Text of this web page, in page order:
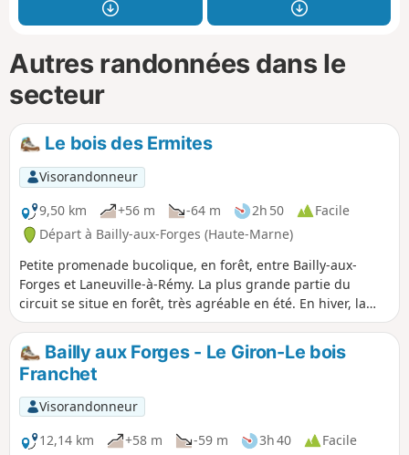
Autres randonnées dans le
secteur
Le bois des Ermites
Visorandonneur
9,50 km
+56 m -64 m 2h 50
Facile
Départ à Bailly-aux-Forges (Haute-Marne)
Petite promenade bucolique, en forêt, entre Bailly-aux-
Forges et Laneuville-à-Rémy. La plus grande partie du
circuit se situe en forêt, très agréable en été. En hiver, la
partie Sud peut se révéler un peu humide.
Bailly aux Forges - Le Giron-Le bois
Franchet
Visorandonneur
12,14 km
+58 m -59 m 3h 40
Facile